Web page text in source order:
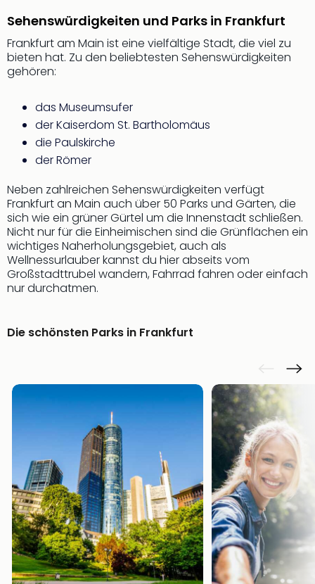
Sehenswürdigkeiten und Parks in Frankfurt
Frankfurt am Main ist eine vielfältige Stadt, die viel zu
bieten hat. Zu den beliebtesten Sehenswürdigkeiten
gehören:
das Museumsufer
der Kaiserdom St. Bartholomäus
die Paulskirche
der Römer
Neben zahlreichen Sehenswürdigkeiten verfügt
Frankfurt an Main auch über 50 Parks und Gärten, die
sich wie ein grüner Gürtel um die Innenstadt schließen.
Nicht nur für die Einheimischen sind die Grünflächen ein
wichtiges Naherholungsgebiet, auch als
Wellnessurlauber kannst du hier abseits vom
Großstadttrubel wandern, Fahrrad fahren oder einfach
nur durchatmen.
Die schönsten Parks in Frankfurt